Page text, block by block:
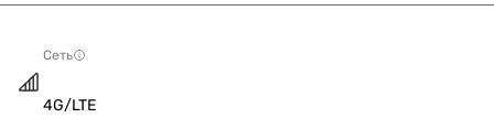
Сеть
4G/LTE